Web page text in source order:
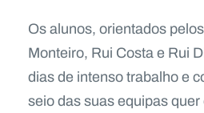
Os alunos, orientados
Monteiro, Rui Costa e Rui
dias de intenso trabalho e
seio das suas equipas